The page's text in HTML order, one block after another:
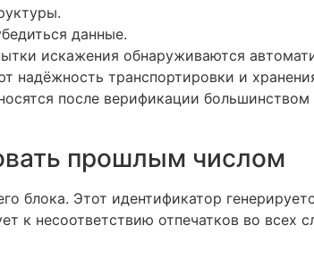
данные.
искажения обнаруживаются
надёжность транспортировки и
после верификации большинством
прошлым числом
Этот идентификатор
к несоответствию отпечатков во всех